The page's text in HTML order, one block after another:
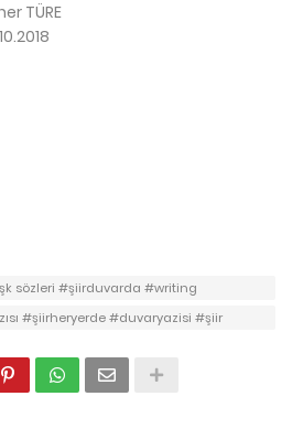
sözleri #şiirduvarda #writing
#şiirheryerde #duvaryazisi #şiir